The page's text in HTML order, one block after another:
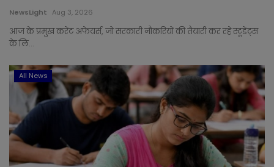
NewsLight Aug 3, 2026
आज के प्रमुख करेंट अफेयर्स, जो सरकारी नौकरियों की तैयारी कर रहे स्टूडेंट्स
के लि...
All News